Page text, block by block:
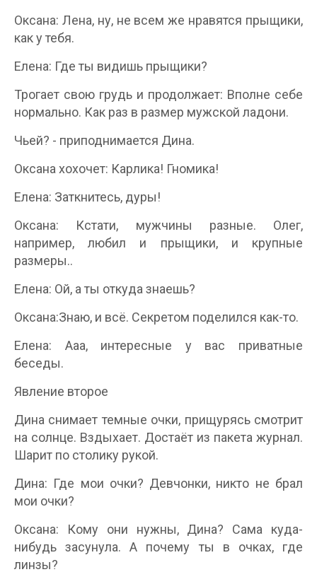
Оксана: Лена, ну, не всем же нравятся прыщики,
как у тебя.
Елена: Где ты видишь прыщики?
Трогает свою грудь и продолжает: Вполне себе
нормально. Как раз в размер мужской ладони.
Чьей? - приподнимается Дина.
Оксана хохочет: Карлика! Гномика!
Елена: Заткнитесь, дуры!
Оксана: Кстати, мужчины разные. Олег,
например, любил и прыщики, и крупные
размеры..
Елена: Ой, а ты откуда знаешь?
Оксана:Знаю, и всё. Секретом поделился как-то.
Елена: Ааа, интересные у вас приватные
беседы.
Явление второе
Дина снимает темные очки, прищурясь смотрит
на солнце. Вздыхает. Достаёт из пакета журнал.
Шарит по столику рукой.
Дина: Где мои очки? Девчонки, никто не брал
мои очки?
Оксана: Кому они нужны, Дина? Сама куда-
нибудь засунула. А почему ты в очках, где
линзы?